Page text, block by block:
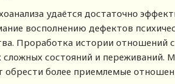
удаётся достаточно
восполнению дефектов
Проработка истории отношений
состояний и переживаний.
обрести более приемлемые